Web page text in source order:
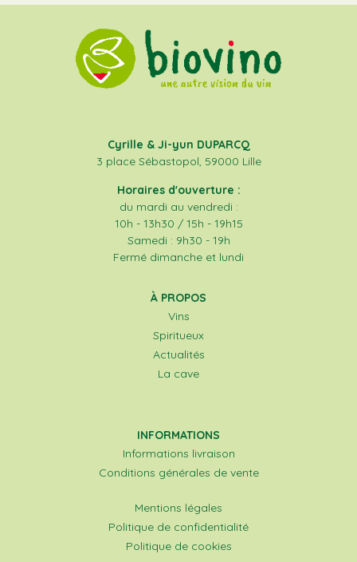
Cyrille & Ji-yun DUPARCQ
3 place Sébastopol, 59000 Lille
Horaires d'ouverture :
du mardi au vendredi :
10h - 13h30 / 15h - 19h15
Samedi : 9h30 - 19h
Fermé dimanche et lundi
À PROPOS
Vins
Spiritueux
Actualités
La cave
INFORMATIONS
Informations livraison
Conditions générales de vente
Mentions légales
Politique de confidentialité
Politique de cookies